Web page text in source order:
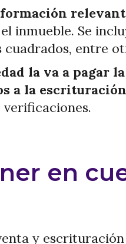
inmueble. Se
entre
la va a pagar
a la
en
y